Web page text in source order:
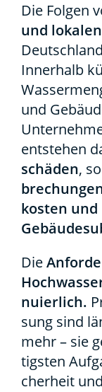
Die Fol­gen
und
Inner­halb
und
ent­ste­hen
schä­den,
kos­ten
Die
nu­ier­lich.
sung sind
mehr – sie
tigs­ten
cher­heit